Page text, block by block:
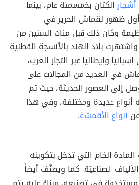
أشجارالكتان بخمسمئة عام، بينما
ظهور لقماش الحرير في
وكان ذلك قبل مئات السنين من
بلاد الهند بالأنسجة القطنية
وإيطاليا عبر التجار العرب،
في العديد من المجالات على
إلى العصور الحديثة، حيث تم
عديدة ومختلفة، وفي هذا
أنواع الأقمشة.
الخام التي تدخل بتكوينه
الصناعيّة، كما ويصنّف أيضاً